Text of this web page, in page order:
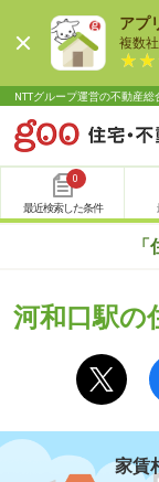
アプ
複数
NTTグループ運営の不動産
0
最近検索した条件
河和口駅の
家賃